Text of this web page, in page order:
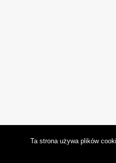
Ta strona używa plików